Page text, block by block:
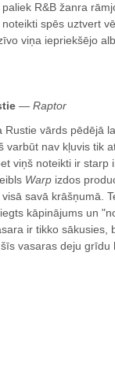
R&B žanra
spēs uztvert
viņa iepriekšējo
— Raptor
Rustie vārds pēdējā
varbūt nav kļuvis tik
viņš noteikti ir starp
Warp izdos
visā savā krāšņumā.
kāpinājums un
ir tikko
vasaras deju grīdu